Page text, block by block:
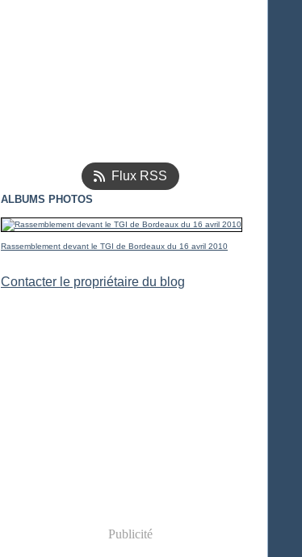
Flux RSS
ALBUMS PHOTOS
Rassemblement devant le TGI de Bordeaux du 16 avril 2010
Contacter le propriétaire du blog
Publicité